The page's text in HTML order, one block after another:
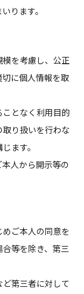
ります。
模を考慮し、公正
に個人情報を取
ことなく利用目的
り扱いを行わな
ます。
本人から開示等の
めご本人の同意を
等を除き、第三
ど第三者に対して